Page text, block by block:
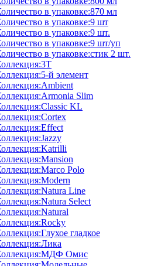
в упаковке:870 мл
в упаковке:9 шт
в упаковке:9 шт.
в упаковке:9 шт/уп
в упаковке:стик 2 шт.
й элемент
Slim
KL
Polo
Line
Select
гладкое
Омис